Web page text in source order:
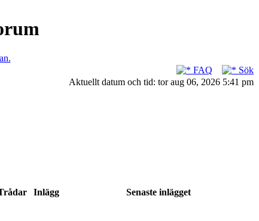
FAQ
Sök
Aktuellt datum och tid: tor aug 06, 2026 5:41 pm
Inlägg Senaste inlägget